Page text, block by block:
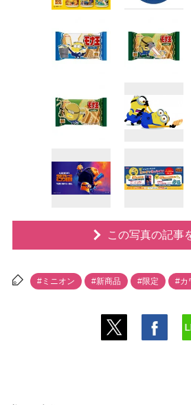
この写真の記事
#ミニオン #新商品 #限定 #カ